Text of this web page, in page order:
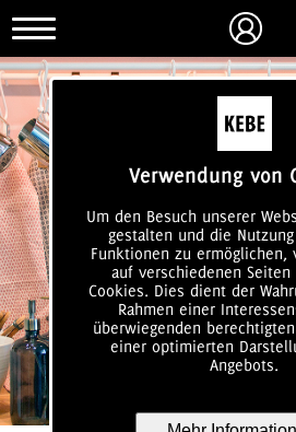
Verwendung von
Um den Besuch unserer
gestalten und die
Funktionen zu ermöglichen,
auf verschiedenen Seiten
Cookies. Dies dient der
Rahmen einer
überwiegenden
einer optimierten
Angebots.
login